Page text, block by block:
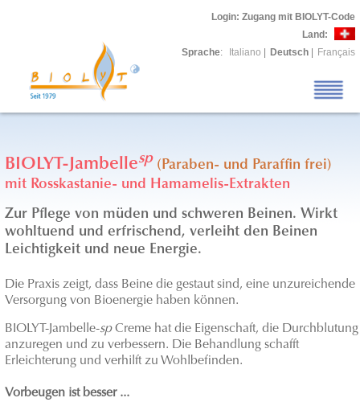
Login: Zugang mit BIOLYT-Code
Land:
Sprache: Italiano Deutsch Français
BIOLYT-Jambellesp (Paraben- und Paraffin frei)
mit Rosskastanie- und Hamamelis-Extrakten
Zur Pflege von müden und schweren Beinen. Wirkt
wohltuend und erfrischend, verleiht den Beinen
Leichtigkeit und neue Energie.
Die Praxis zeigt, dass Beine die gestaut sind, eine unzureichende
Versorgung von Bioenergie haben können.
BIOLYT-Jambelle-spCreme hat die Eigenschaft, die Durchblutung
anzuregen und zu verbessern. Die Behandlung schafft
Erleichterung und verhilft zu Wohlbefinden.
Vorbeugen ist besser ...